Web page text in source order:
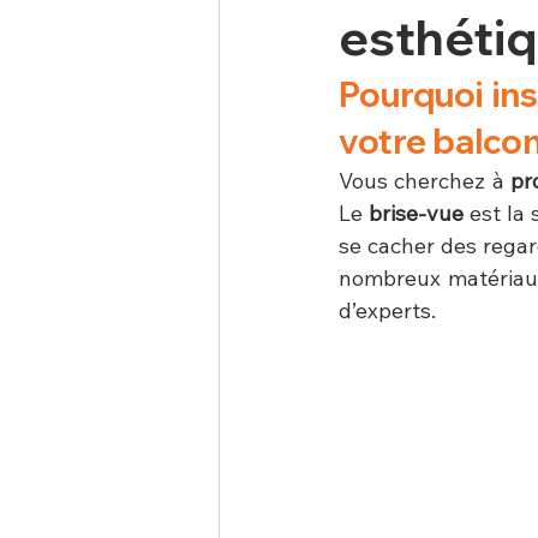
Pourquoi
votre
Vous cherchez à
Le brise-vue est la
se cacher des
nombreux
d’experts.